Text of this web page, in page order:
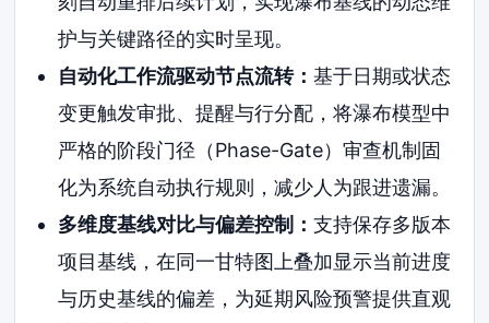
护与关键路径的实时呈现。
自动化工作流驱动节点流转： 基于日期或状态
变更触发审批、提醒与行分配，将瀑布模型中
严格的阶段门径（Phase-Gate）审查机制固
化为系统自动执行规则，减少人为跟进遗漏。
多维度基线对比与偏差控制： 支持保存多版本
项目基线，在同一甘特图上叠加显示当前进度
与历史基线的偏差，为延期风险预警提供直观